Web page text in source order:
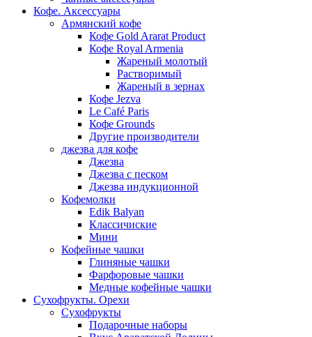
Кофе. Аксессуары
Армянский кофе
Кофе Gold Ararat Product
Кофе Royal Armenia
Жареный молотый
Растворимый
Жареный в зернах
Кофе Jezva
Le Café Paris
Кофе Grounds
Другие производители
джезва для кофе
Джезва
Джезва с песком
Джезва индукционной
Кофемолки
Edik Balyan
Классичиские
Мини
Кофейные чашки
Глиняные чашки
Фарфоровые чашки
Медные кофейные чашки
Сухофрукты. Орехи
Сухофрукты
Подарочные наборы